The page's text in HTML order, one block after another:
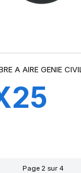
A AIRE GENIE CIVIL
Page 2 sur 4